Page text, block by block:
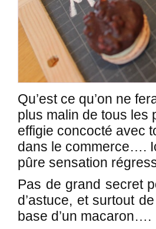
Qu’est ce qu’on ne
plus malin de tous les
effigie concocté avec
dans le commerce….
pûre sensation
Pas de grand secret
d’astuce, et surtout
base d’un macaron….